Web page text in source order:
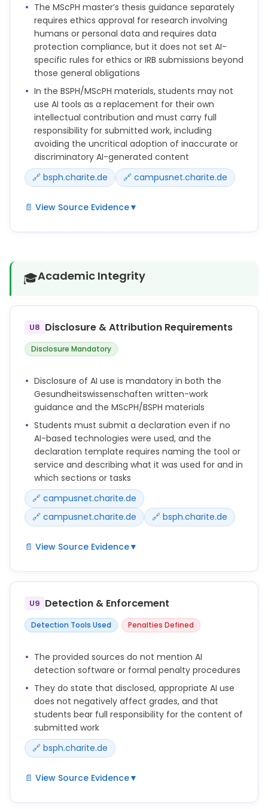
ihre eigene intellektuelle Leistung verwenden. Die
Studierenden sind verpflichtet, alle akademischen
und forschungsbezogenen Aufgaben eigenständig
durchzuführen.
● Im Umgang mit personenbezogenen Daten Dritter
im Zusammenhang mit KI-basierten Tools ist die
Wahrung des Datenschutzrechts, insbesondere der
Datenschutz-Grundverordnung (DSGVO), des
Bundesdatenschutzgesetzes (BDSG) sowie des
Berliner Datenschutzgesetzes (BlnDSG),
sicherzustellen. Dies betrifft sowohl den Upload von
Informationen in KI-basierte Tools als auch die
durch diese erzeugten Inhalte.
The MScPH master’s thesis guidance separately
requires ethics approval for research involving
humans or personal data and requires data
protection compliance, but it does not set AI-
specific rules for ethics or IRB submissions beyond
those general obligations
In the BSPH/MScPH materials, students may not
use AI tools as a replacement for their own
intellectual contribution and must carry full
responsibility for submitted work, including
avoiding the uncritical adoption of inaccurate or
discriminatory AI-generated content
🔗 bsph.charite.de
🔗 campusnet.charite.de
📄 View Source Evidence▼
● Die Studierenden tragen die volle Verantwortung
sie nicht versehentlich unsachliche oder
diskriminierende Inhalte übernehmen, die von KI-
ihre eigene intellektuelle Leistung verwenden. Die
Studierenden sind verpflichtet, alle akademischen
und forschungsbezogenen Aufgaben eigenständig
Generell sollte davon ausgegangen werden, dass
bei (biomedizinischen und epidemiologischen)
Forschungsfragen, die Menschen involvieren und
Arbeiten mit jeglichen personenbezogenen Daten
(qualitativ oder quantitativ), ein Ethikvotum
erforderlich ist.
Das Ethikvotum muss vor Erhebung der Daten bei
einer Ethikkommission beantragt und positiv
beschieden werden und der Anmeldung zur
Masterarbeit beigefügt werden.
Der Datenschutz ist bei der Erhebung und
Masterarbeit zu beachten.
🎓Academic Integrity
U8 Disclosure & Attribution Requirements
Disclosure Mandatory
Disclosure of AI use is mandatory in both the
Gesundheitswissenschaften written-work
guidance and the MScPH/BSPH materials
Students must submit a declaration even if no
AI-based technologies were used, and the
declaration template requires naming the tool or
service and describing what it was used for and in
which sections or tasks
🔗 campusnet.charite.de
🔗 campusnet.charite.de
🔗 bsph.charite.de
📄 View Source Evidence▼
Mit der schriftlichen Arbeit ist eine Erklärung über die
Verwendung von KI und KI-Tools einzureichen, auch
dann, wenn keine KI-basierten Technologien
Bei der Erstellung dieser Arbeit (z. B. Bachelor Thesis)
☐ keine KI-gestützte Technologien verwendet.
ODER
Bei der Erstellung dieser Arbeit habe ich / haben wir
KI-gestützte Technologien benutzt, um
☐ die Klarheit und Grammatik meines Textes in den
Technologie und Abschnitt(e) aufzählen, z. B. DeepL
Einleitung)
Technologie, Aufgabe(n) und Abschnitt(e)
U9 Detection & Enforcement
Detection Tools Used Penalties Defined
The provided sources do not mention AI
detection software or formal penalty procedures
They do state that disclosed, appropriate AI use
does not negatively affect grades, and that
students bear full responsibility for the content of
submitted work
🔗 bsph.charite.de
📄 View Source Evidence▼
● Eine angemessene und kenntlich gemachte